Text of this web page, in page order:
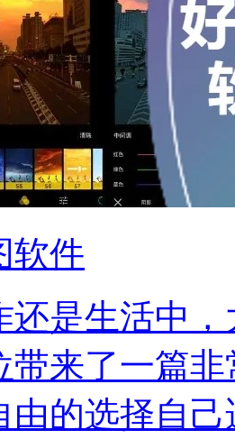
软件
还是生活中
带来了一篇
由的选择自